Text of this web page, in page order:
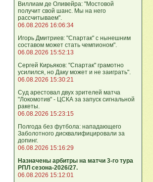
Виллиам де Оливейра: "Мостовой
получит свой шанс. Мы на него
рассчитываем".
06.08.2026 16:06:34
Игорь Дмитриев: "Спартак" с нынешним
составом может стать чемпионом".
06.08.2026 15:52:13
Сергей Кирьяков: "Спартак" грамотно
усилился, но Даку может и не заиграть".
06.08.2026 15:30:21
Суд арестовал двух зрителей матча
"Локомотив" - ЦСКА за запуск сигнальной
ракеты.
06.08.2026 15:23:15
Полгода без футбола: нападающего
Заболотного дисквалифицировали за
допинг.
06.08.2026 15:16:29
Назначены арбитры на матчи 3-го тура
РПЛ сезона-2026/27.
06.08.2026 15:12:01